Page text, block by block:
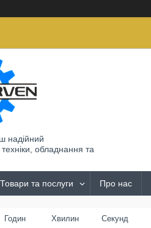
надійний
обладнання та
Товари та послуги Про нас
Годин Хвилин Секунд